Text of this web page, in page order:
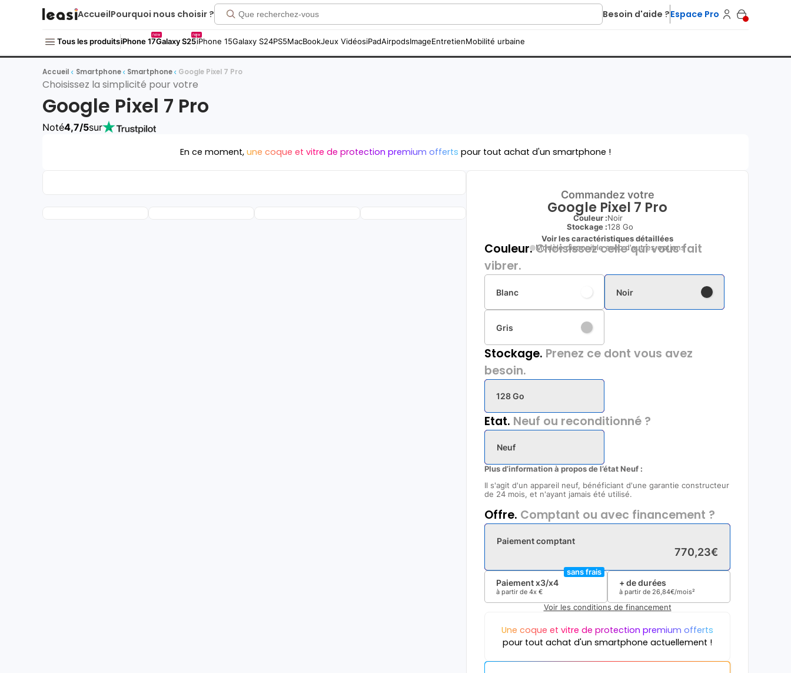
AccueilPourquoi nous choisir ? Besoin d'aide ?Espace Pro
Tous les produitsiPhone 17
new
Galaxy S25
new
iPhone 15Galaxy S24PS5MacBookJeux VidéosiPadAirpodsImageEntretienMobilité urbaine
Accueil Smartphone Smartphone Google Pixel 7 Pro
Choisissez la simplicité pour votre
Google Pixel 7 Pro
Noté4,7/5sur
En ce moment, une coque et vitre de protection premium offerts pour tout achat d'un smartphone !
Commandez votre
Google Pixel 7 Pro
Couleur :Noir
Stockage :128 Go
Voir les caractéristiques détaillées
Modèle disponible avec d'autres options
Couleur.Choisissez celle qui vous fait
vibrer.
Blanc Noir
Gris
Stockage. Prenez ce dont vous avez
besoin.
128 Go
Etat. Neuf ou reconditionné ?
Neuf
Plus d’information à propos de l’état Neuf :
Il s'agit d'un appareil neuf, bénéficiant d'une garantie constructeur
de 24 mois, et n'ayant jamais été utilisé.
Offre. Comptant ou avec financement ?
Paiement comptant
770,23€
Paiement x3/x4
à partir de 4x €
sans frais
+ de durées
à partir de 26 84€/mois²
Voir les conditions de financement
Une coque et vitre de protection premium offerts
pour tout achat d'un smartphone actuellement !